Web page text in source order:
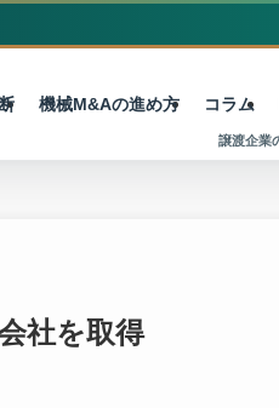
機械M&Aの進め方 コラム
社を取得